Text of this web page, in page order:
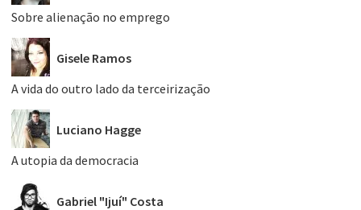
Sobre alienação no emprego
Gisele Ramos
A vida do outro lado da terceirização
Luciano Hagge
A utopia da democracia
Gabriel "Ijuí" Costa